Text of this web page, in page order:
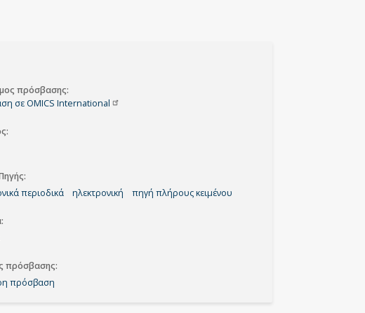
πρόσβασης
σε OMICS International
περιοδικά
ηλεκτρονική πηγή πλήρους κειμένου
πρόσβασης
πρόσβαση